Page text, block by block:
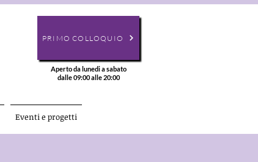
PRIMO COLLOQUIO
Aperto da lunedi a sabato
dalle 09:00 alle 20:00
Eventi e progetti